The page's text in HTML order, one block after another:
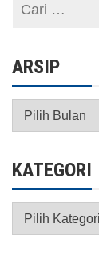
ARSIP
Arsip
KATEGORI
Kategori